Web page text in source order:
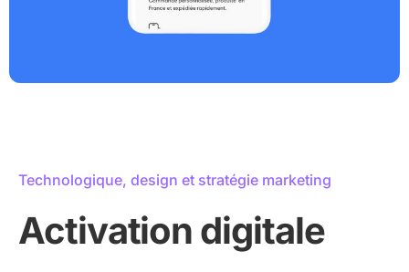
Technologique, design et stratégie marketing
Activation digitale